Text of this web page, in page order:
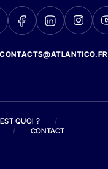
QUOI ?
/
/ CONTACT